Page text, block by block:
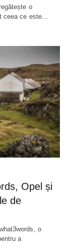
o
ceea ce este…
Opel și
de
o
a